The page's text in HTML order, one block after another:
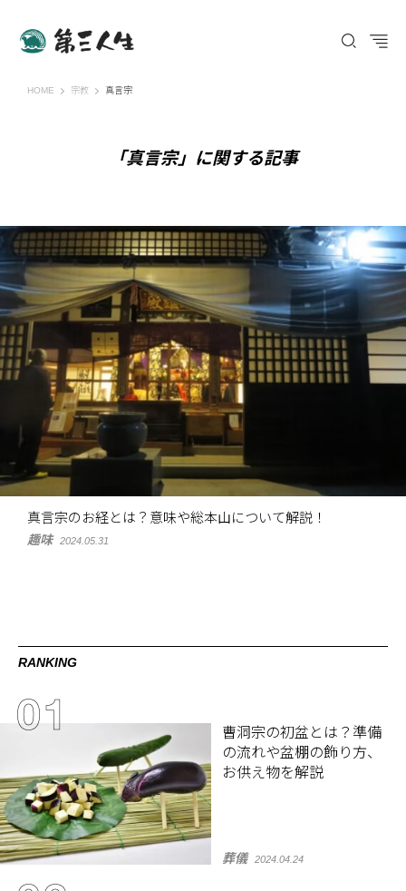
HOME 第三人生 〜寄り道の歩き方〜
宗教 真言宗
「真言宗」に関する記事
真言宗のお経とは？意味や総本山について解説！
趣味 2024.05.31
RANKING
曹洞宗の初盆とは？準備
の流れや盆棚の飾り方、
お供え物を解説
葬儀 2024.04.24